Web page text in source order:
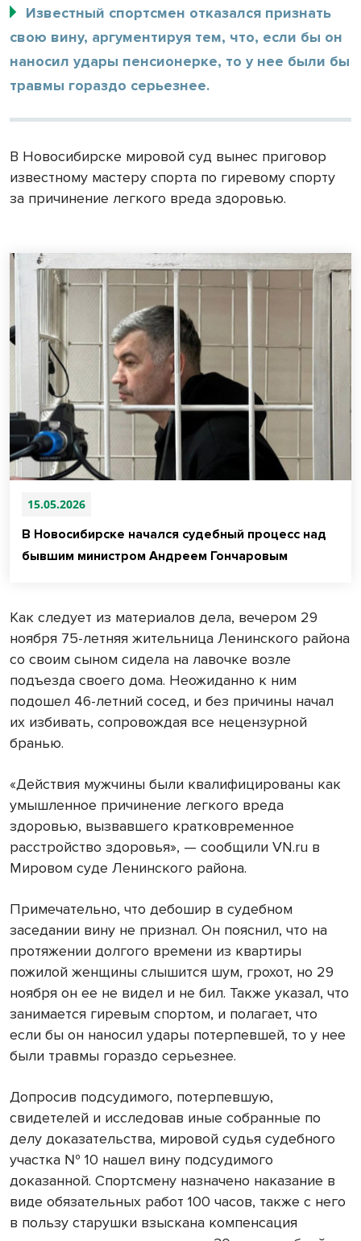
Известный спортсмен отказался признать
свою вину, аргументируя тем, что, если бы он
наносил удары пенсионерке, то у нее были бы
травмы гораздо серьезнее.
В Новосибирске мировой суд вынес приговор
известному мастеру спорта по гиревому спорту
за причинение легкого вреда здоровью.
15.05.2026
В Новосибирске начался судебный процесс над
бывшим министром Андреем Гончаровым
Как следует из материалов дела, вечером 29
ноября 75-летняя жительница Ленинского района
со своим сыном сидела на лавочке возле
подъезда своего дома. Неожиданно к ним
подошел 46-летний сосед, и без причины начал
их избивать, сопровождая все нецензурной
бранью.
«Действия мужчины были квалифицированы как
умышленное причинение легкого вреда
здоровью, вызвавшего кратковременное
расстройство здоровья», — сообщили VN.ru в
Мировом суде Ленинского района.
Примечательно, что дебошир в судебном
заседании вину не признал. Он пояснил, что на
протяжении долгого времени из квартиры
пожилой женщины слышится шум, грохот, но 29
ноября он ее не видел и не бил. Также указал, что
занимается гиревым спортом, и полагает, что
если бы он наносил удары потерпевшей, то у нее
были травмы гораздо серьезнее.
Допросив подсудимого, потерпевшую,
свидетелей и исследовав иные собранные по
делу доказательства, мировой судья судебного
участка № 10 нашел вину подсудимого
доказанной. Спортсмену назначено наказание в
виде обязательных работ 100 часов, также с него
в пользу старушки взыскана компенсация